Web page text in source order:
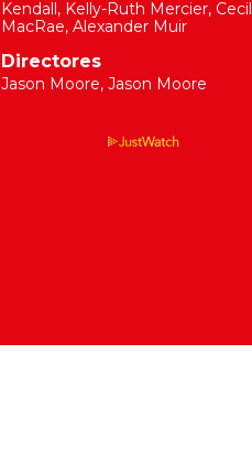
Kendall, Kelly-Ruth Mercier, Cecil
MacRae, Alexander Muir
Directores
Jason Moore, Jason Moore